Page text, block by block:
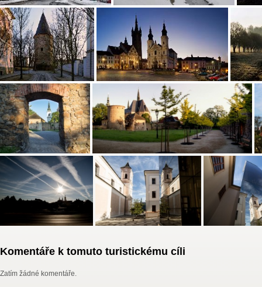
Komentáře k tomuto turistickému cíli
Zatím žádné komentáře.